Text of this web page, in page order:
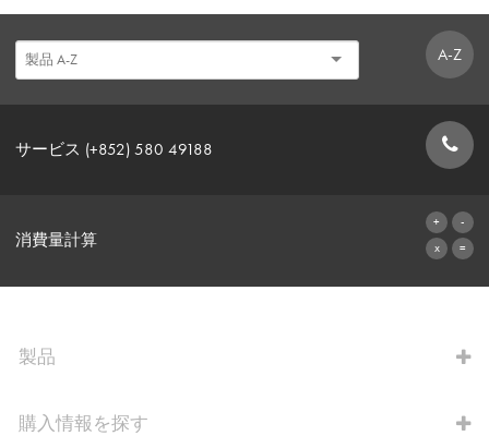
A-Z
サービス (+852) 580 49188
消費量計算
製品
購入情報を探す